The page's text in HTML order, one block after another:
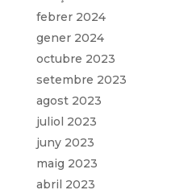
febrer 2024
gener 2024
octubre 2023
setembre 2023
agost 2023
juliol 2023
juny 2023
maig 2023
abril 2023